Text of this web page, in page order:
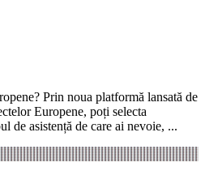
Prin noua platformă lansată de
Europene, poți selecta
de asistență de care ai nevoie, ...